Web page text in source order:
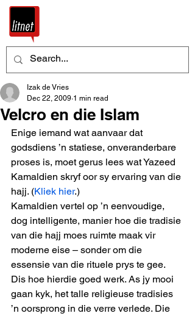
Velcro en die Islam
Izak de Vries
Dec 22, 2009 1 min read
Enige iemand wat aanvaar dat
godsdiens ’n statiese, onveranderbare
proses is, moet gerus lees wat Yazeed
Kamaldien skryf oor sy ervaring van die
hajj. (Kliek hier.)
Kamaldien vertel op ’n eenvoudige,
dog intelligente, manier hoe die tradisie
van die hajj moes ruimte maak vir
moderne eise – sonder om die
essensie van die rituele prys te gee.
Dis hoe hierdie goed werk. As jy mooi
gaan kyk, het talle religieuse tradisies
’n oorsprong in die verre verlede. Die